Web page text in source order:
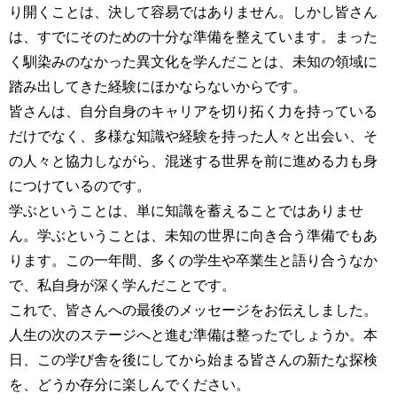
り開くことは、決して容易ではありません。しかし皆さん
は、すでにそのための十分な準備を整えています。まった
く馴染みのなかった異文化を学んだことは、未知の領域に
踏み出してきた経験にほかならないからです。
皆さんは、自分自身のキャリアを切り拓く力を持っている
だけでなく、多様な知識や経験を持った人々と出会い、そ
の人々と協力しながら、混迷する世界を前に進める力も身
につけているのです。
学ぶということは、単に知識を蓄えることではありませ
ん。学ぶということは、未知の世界に向き合う準備でもあ
ります。この一年間、多くの学生や卒業生と語り合うなか
で、私自身が深く学んだことです。
これで、皆さんへの最後のメッセージをお伝えしました。
人生の次のステージへと進む準備は整ったでしょうか。本
日、この学び舎を後にしてから始まる皆さんの新たな探検
を、どうか存分に楽しんでください。